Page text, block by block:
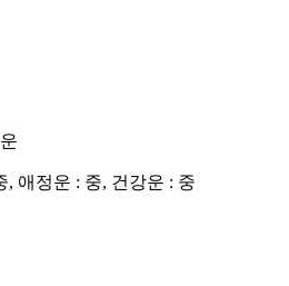
, 애정운 : 중, 건강운 : 중